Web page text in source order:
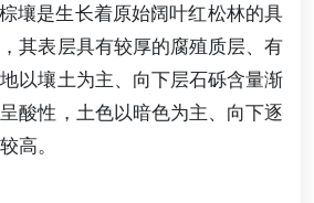
壤是生长着原始阔叶红松林的具
其表层具有较厚的腐殖质层、有
以壤土为主、向下层石砾含量渐
酸性，土色以暗色为主、向下逐
高。